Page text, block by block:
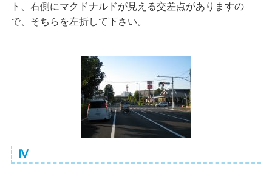
ト、右側にマクドナルドが見える交差点がありますの
で、そちらを左折して下さい。
Ⅳ